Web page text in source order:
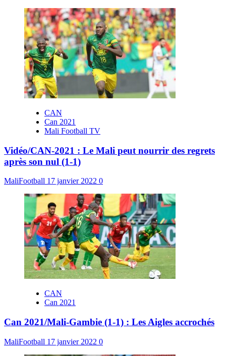
CAN
Can 2021
Mali Football TV
Vidéo/CAN-2021 : Le Mali peut nourrir des regrets
après son nul (1-1)
MaliFootball 17 janvier 2022 0
CAN
Can 2021
Can 2021/Mali-Gambie (1-1) : Les Aigles accrochés
MaliFootball 17 janvier 2022 0